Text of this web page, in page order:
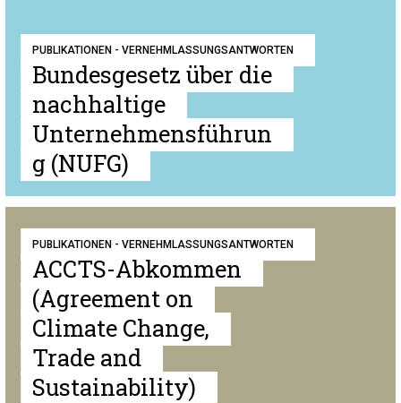
PUBLIKATIONEN - VERNEHMLASSUNGSANTWORTEN
Bundesgesetz über die
nachhaltige
Unternehmensführun
g (NUFG)
PUBLIKATIONEN - VERNEHMLASSUNGSANTWORTEN
ACCTS-Abkommen
(Agreement on
Climate Change,
Trade and
Sustainability)